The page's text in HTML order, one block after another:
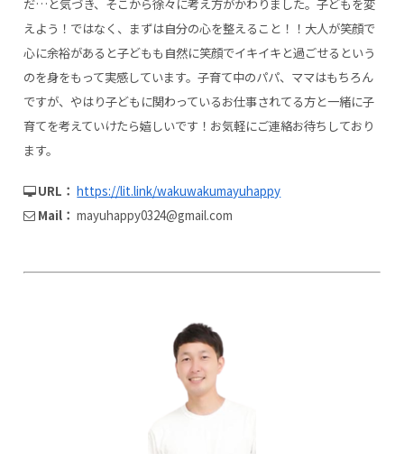
だ…と気づき、そこから徐々に考え方がかわりました。子どもを変
えよう！ではなく、まずは自分の心を整えること！！大人が笑顔で
心に余裕があると子どもも自然に笑顔でイキイキと過ごせるという
のを身をもって実感しています。子育て中のパパ、ママはもちろん
ですが、やはり子どもに関わっているお仕事されてる方と一緒に子
育てを考えていけたら嬉しいです！お気軽にご連絡お待ちしており
ます。
URL： https://lit.link/wakuwakumayuhappy
Mail： mayuhappy0324@gmail.com